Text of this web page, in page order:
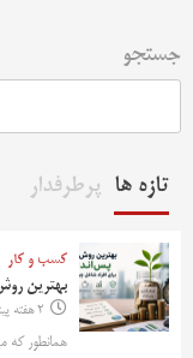
جستجو
تازه ها پرطرفدار
کسب و کار
بهترین
2 هفته پیش
همانطور که